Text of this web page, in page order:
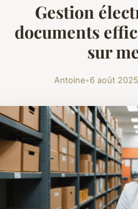
Gestion
documents
sur
Antoine•6 août 2025